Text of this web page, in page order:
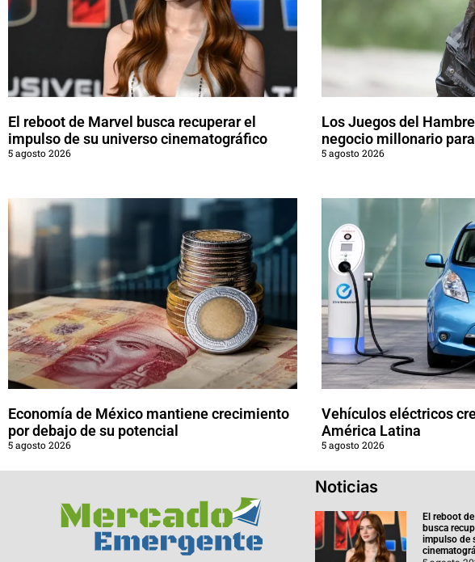
El reboot de Marvel busca recuperar el
impulso de su universo cinematográfico
5 agosto 2026
Los Juegos del
negocio millonario
5 agosto 2026
Economía de México mantiene crecimiento
por debajo de su potencial
5 agosto 2026
Vehículos eléctricos
América Latina
5 agosto 2026
Noticias
El reboot
busca
impulso de